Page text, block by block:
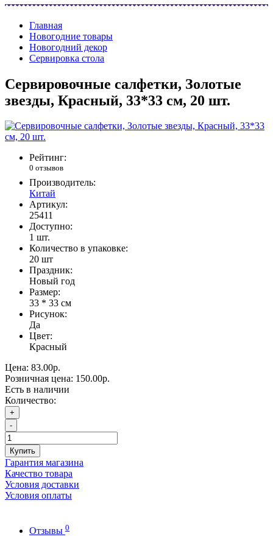
Главная
Новогодние товары
Новогодний декор
Сервировка стола
Сервировочные салфетки, Золотые
звезды, Красный, 33*33 см, 20 шт.
Рейтинг:
0 отзывов
Производитель:
Китай
Артикул:
25411
Доступно:
1 шт.
Количество в упаковке:
20 шт
Праздник:
Новый год
Размер:
33 * 33 см
Рисунок:
Да
Цвет:
Красный
Цена: 83.00р.
Розничная цена: 150.00р.
Есть в наличии
Количество:
+
-
Купить
Гарантия магазина
Качество товара
Условия доставки
Условия оплаты
Отзывы 0